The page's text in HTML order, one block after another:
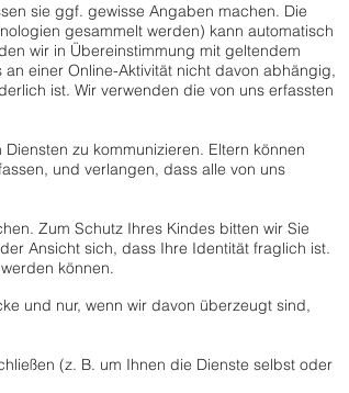
sie ggf. gewisse Angaben machen. Die
gesammelt werden) kann automatisch
wir in Übereinstimmung mit geltendem
einer Online-Aktivität nicht davon abhängig,
ist. Wir verwenden die von uns erfassten
zu kommunizieren. Eltern können
und verlangen, dass alle von uns
Zum Schutz Ihres Kindes bitten wir Sie
Ansicht sich, dass Ihre Identität fraglich ist.
können.
und nur, wenn wir davon überzeugt sind,
(z. B. um Ihnen die Dienste selbst oder